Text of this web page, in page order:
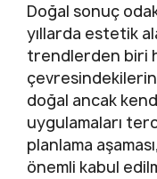
Doğal sonuç
yıllarda estetik
trendlerden biri
doğal ancak
uygulamaları
planlama
önemli kabul